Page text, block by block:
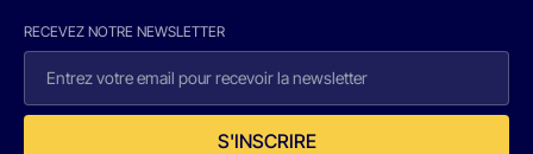
RECEVEZ NOTRE NEWSLETTER
S'INSCRIRE